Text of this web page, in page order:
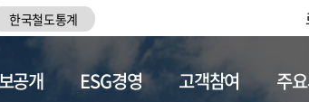
한국철도통계
공개 ESG경영 고객참여 주